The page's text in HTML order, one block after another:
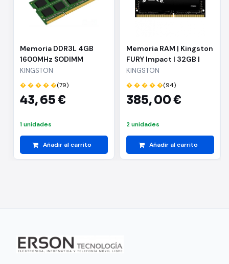
Memoria DDR3L 4GB
1600MHz SODIMM
KINGSTON
� � � � �(79)
43,65 €
1 unidades
Añadir al carrito
Memoria RAM | Kingston
FURY Impact | 32GB |
DDR4 | 3200MHz | 1.2V |
CL20 | SODIMM
KINGSTON
� � � � �(94)
385,00 €
2 unidades
Añadir al carrito